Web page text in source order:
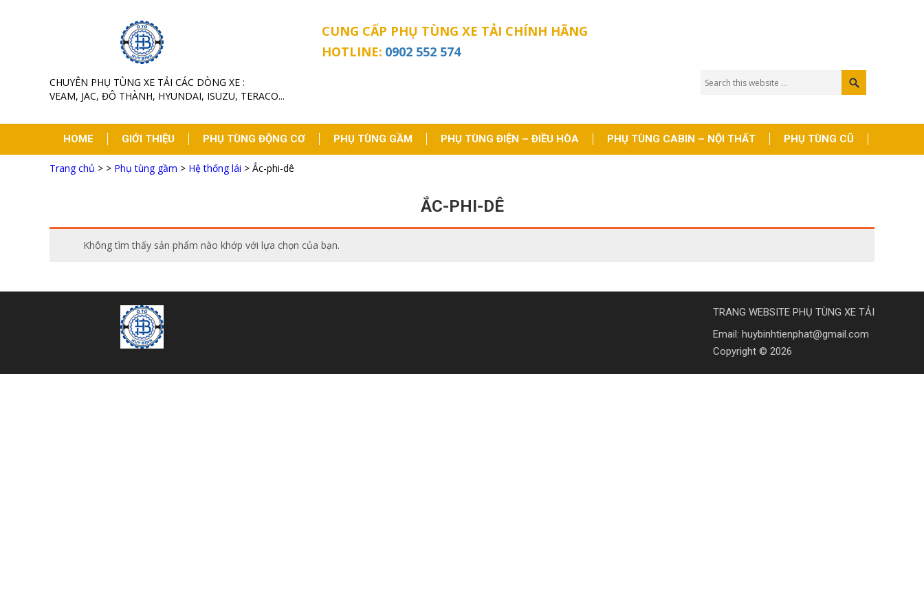
CUNG CẤP PHỤ TÙNG XE TẢI CHÍNH HÃNG
HOTLINE: 0902 552 574
CHUYÊN PHỤ TÙNG XE TẢI CÁC DÒNG XE :
VEAM, JAC, ĐÔ THÀNH, HYUNDAI, ISUZU, TERACO...
HOME GIỚI THIỆU PHỤ TÙNG ĐỘNG CƠ PHỤ TÙNG GẦM PHỤ TÙNG ĐIỆN – ĐIỀU HÒA PHỤ TÙNG CABIN – NỘI THẤT PHỤ TÙNG CŨ
TIN TỨC LIÊN HỆ
Trang chủ > > Phụ tùng gầm > Hệ thống lái > Ắc-phi-dê
ẮC-PHI-DÊ
Không tìm thấy sản phẩm nào khớp với lựa chọn của bạn.
TRANG WEBSITE PHỤ TÙNG XE TẢI
Email: huybinhtienphat@gmail.com
Copyright © 2026